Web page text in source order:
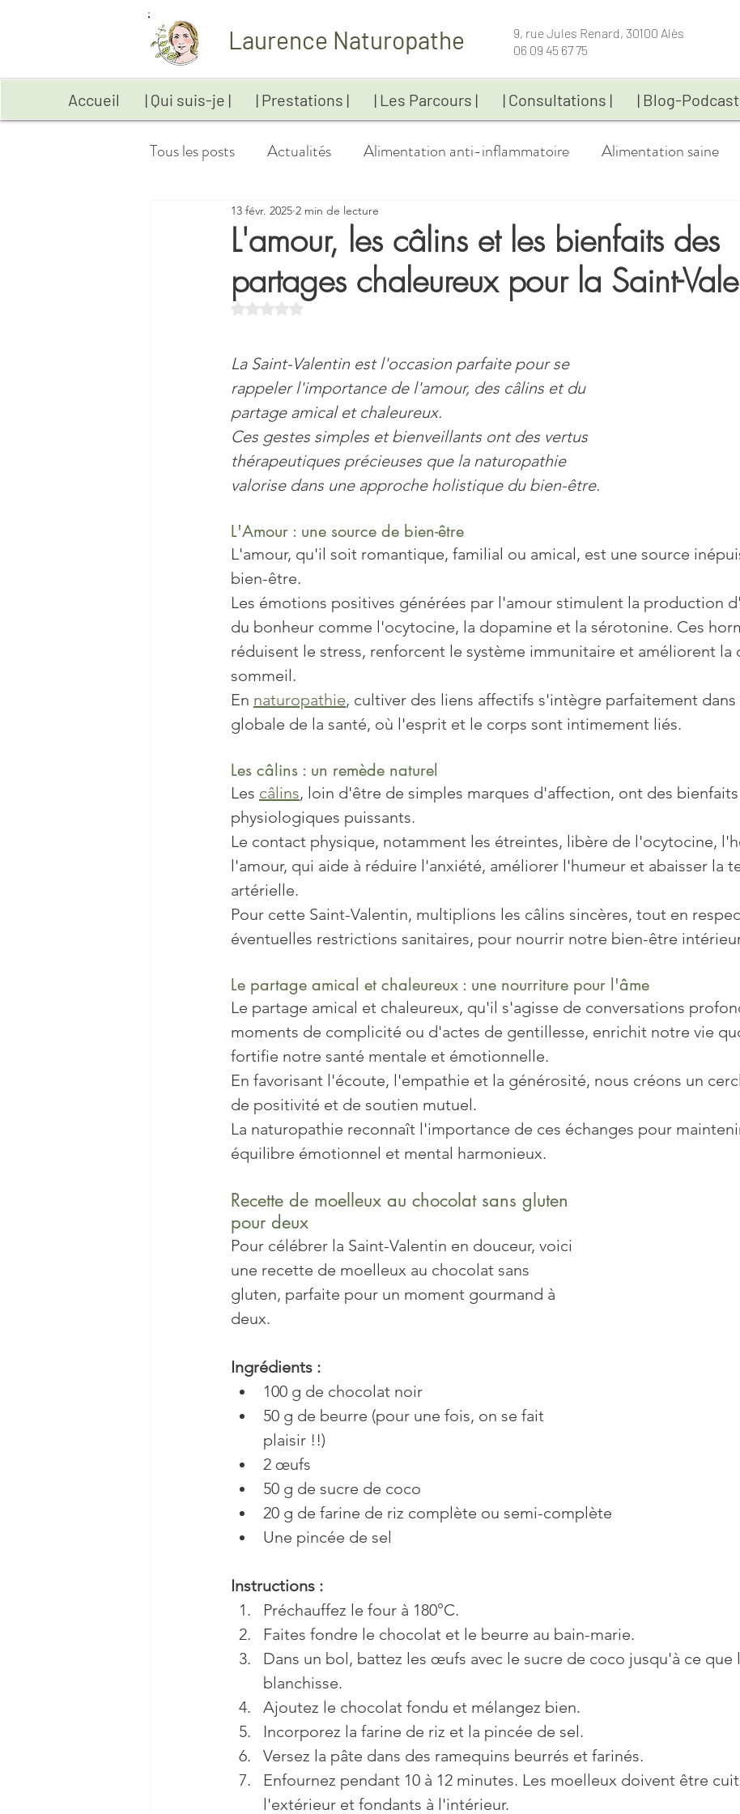
Laurence Naturopathe
9, rue Jules Renard, 30100 Alès
06 09 45 67 75
Accueil | Qui suis-je | | Prestations | | Les Parcours | | Consultations | | Blog-
Tous les posts Actualités Alimentation anti-inflammatoire Alimentation saine
Aromathérapie
Digestion Emotions Fatigue Gestion du poids Immunité Infos-
Sommeil Stress Vie-quotidienne
Nutrition Cerveau
L'amour, les câlins et les bienfaits des
partages chaleureux pour la Saint-
13 févr. 2025 2 min de lecture
Noté NaN étoiles sur 5.
La Saint-Valentin est l'occasion parfaite pour se
rappeler l'importance de l'amour, des câlins et du
partage amical et chaleureux.
Ces gestes simples et bienveillants ont des vertus
thérapeutiques précieuses que la naturopathie
valorise dans une approche holistique du bien-être.
L'Amour : une source de bien-être
L'amour, qu'il soit romantique, familial ou amical, est une source
bien-être.
Les émotions positives générées par l'amour stimulent la production
du bonheur comme l'ocytocine, la dopamine et la sérotonine. Ces
réduisent le stress, renforcent le système immunitaire et améliorent la
sommeil.
En naturopathie, cultiver des liens affectifs s'intègre parfaitement dans
globale de la santé, où l'esprit et le corps sont intimement liés.
Les câlins : un remède naturel
Les câlins, loin d'être de simples marques d'affection, ont des bienfaits
physiologiques puissants.
Le contact physique, notamment les étreintes, libère de l'ocytocine,
l'amour, qui aide à réduire l'anxiété, améliorer l'humeur et abaisser la
artérielle.
Pour cette Saint-Valentin, multiplions les câlins sincères, tout en
éventuelles restrictions sanitaires, pour nourrir notre bien-être
Le partage amical et chaleureux : une nourriture pour l'âme
Le partage amical et chaleureux, qu'il s'agisse de conversations
moments de complicité ou d'actes de gentillesse, enrichit notre vie
fortifie notre santé mentale et émotionnelle.
En favorisant l'écoute, l'empathie et la générosité, nous créons un
de positivité et de soutien mutuel.
La naturopathie reconnaît l'importance de ces échanges pour
équilibre émotionnel et mental harmonieux.
Recette de moelleux au chocolat sans gluten
pour deux
Pour célébrer la Saint-Valentin en douceur, voici
une recette de moelleux au chocolat sans
gluten, parfaite pour un moment gourmand à
deux.
Ingrédients :
100 g de chocolat noir
50 g de beurre (pour une fois, on se fait
plaisir !!)
2 œufs
50 g de sucre de coco
20 g de farine de riz complète ou semi-complète
Une pincée de sel
Instructions :
Préchauffez le four à 180°C.
Faites fondre le chocolat et le beurre au bain-marie.
Dans un bol, battez les œufs avec le sucre de coco jusqu'à ce que
blanchisse.
Ajoutez le chocolat fondu et mélangez bien.
Incorporez la farine de riz et la pincée de sel.
Versez la pâte dans des ramequins beurrés et farinés.
Enfournez pendant 10 à 12 minutes. Les moelleux doivent être
l'extérieur et fondants à l'intérieur.